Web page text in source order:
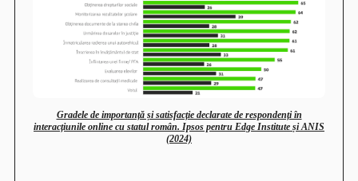
Gradele de importanță și satisfacție declarate de respondenți în
interacțiunile online cu statul român. Ipsos pentru Edge Institute și ANIS
(2024)